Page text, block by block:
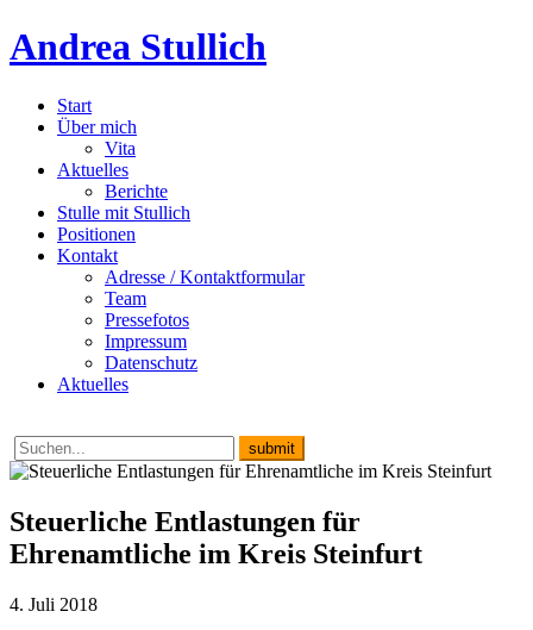
Andrea Stullich
Start
Über mich
Vita
Aktuelles
Berichte
Stulle mit Stullich
Positionen
Kontakt
Adresse / Kontaktformular
Team
Pressefotos
Impressum
Datenschutz
Aktuelles
Steuerliche Entlastungen für
Ehrenamtliche im Kreis Steinfurt
4. Juli 2018